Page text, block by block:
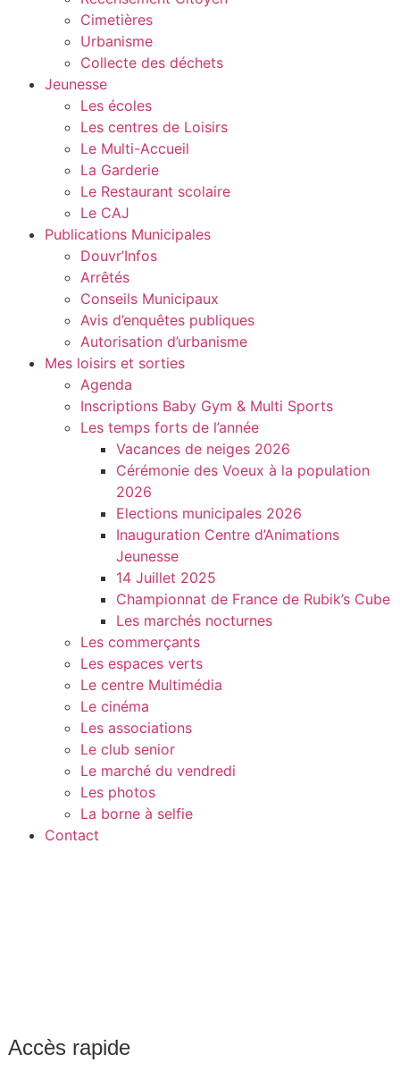
Cimetières
Urbanisme
Collecte des déchets
Jeunesse
Les écoles
Les centres de Loisirs
Le Multi-Accueil
La Garderie
Le Restaurant scolaire
Le CAJ
Publications Municipales
Douvr’Infos
Arrêtés
Conseils Municipaux
Avis d’enquêtes publiques
Autorisation d’urbanisme
Mes loisirs et sorties
Agenda
Inscriptions Baby Gym & Multi Sports
Les temps forts de l’année
Vacances de neiges 2026
Cérémonie des Voeux à la population
2026
Elections municipales 2026
Inauguration Centre d’Animations
Jeunesse
14 Juillet 2025
Championnat de France de Rubik’s Cube
Les marchés nocturnes
Les commerçants
Les espaces verts
Le centre Multimédia
Le cinéma
Les associations
Le club senior
Le marché du vendredi
Les photos
La borne à selfie
Contact
Accès rapide